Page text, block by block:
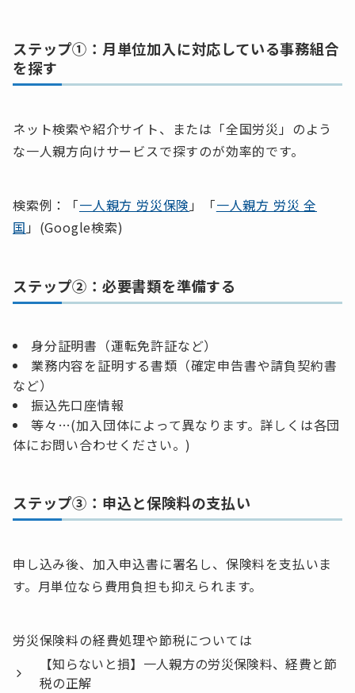
ステップ①：月単位加入に対応している事務組合
を探す
ネット検索や紹介サイト、または「全国労災」のよう
な一人親方向けサービスで探すのが効率的です。
検索例：「一人親方 労災保険 」「一人親方 労災 全
国 」(Google検索)
ステップ②：必要書類を準備する
身分証明書（運転免許証など）
業務内容を証明する書類（確定申告書や請負契約書
など）
振込先口座情報
等々…(加入団体によって異なります。詳しくは各団
体にお問い合わせください。)
ステップ③：申込と保険料の支払い
申し込み後、加入申込書に署名し、保険料を支払いま
す。月単位なら費用負担も抑えられます。
労災保険料の経費処理や節税については
【知らないと損】一人親方の労災保険料、経費と節
税の正解